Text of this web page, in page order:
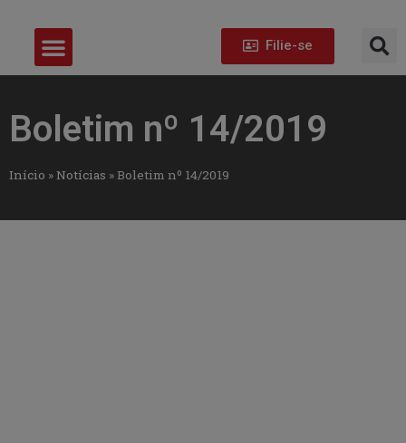
Filie-se
Boletim nº 14/2019
Início »Notícias »Boletim nº 14/2019